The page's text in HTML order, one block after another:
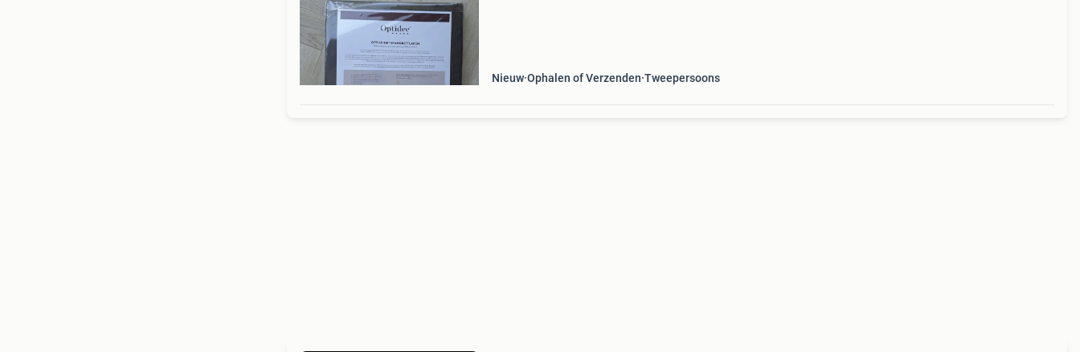
Nieuw Ophalen of Verzenden Tweepersoons